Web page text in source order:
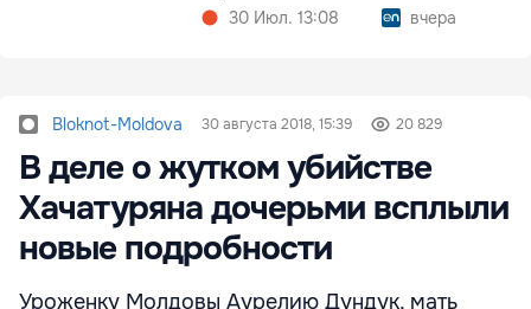
30 Июл. 13:08
вчера
Bloknot-Moldova 30 августа 2018, 15:39 20 829
В деле о жутком убийстве
Хачатуряна дочерьми всплыли
новые подробности
Уроженку Молдовы Аурелию Дундук, мать